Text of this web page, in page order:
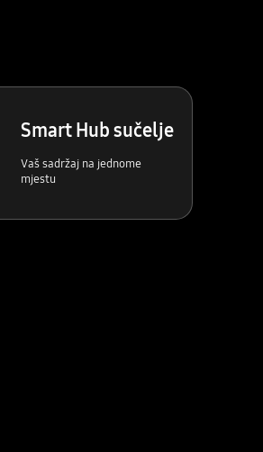
Smart Hub sučelje
Vaš sadržaj na jednome
mjestu